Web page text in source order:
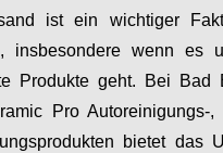
ist ein wichtiger
insbesondere wenn es
Produkte geht. Bei Bad
Pro Autoreinigungs-,
bietet das